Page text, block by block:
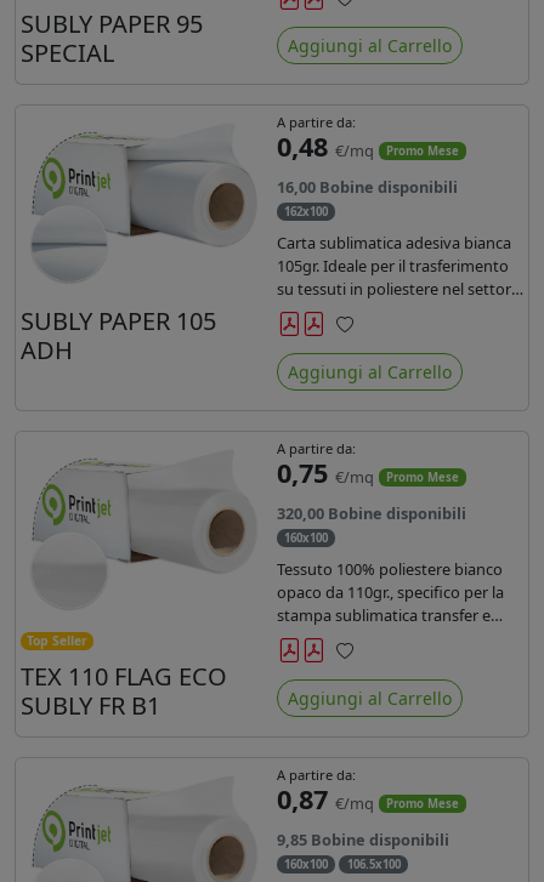
SUBLY PAPER 95
SPECIAL
Preferiti
Aggiungi al Carrello
SUBLY PAPER 105
ADH
A partire da:
0,48 €/mq Promo Mese
16,00 Bobine disponibili
162x100
Carta sublimatica adesiva bianca
105gr. Ideale per il trasferimento
su tessuti in poliestere nel settore
sportwear .
Preferiti
Aggiungi al Carrello
Top Seller
TEX 110 FLAG ECO
SUBLY FR B1
A partire da:
0,75 €/mq Promo Mese
320,00 Bobine disponibili
160x100
Tessuto 100% poliestere bianco
opaco da 110gr., specifico per la
stampa sublimatica transfer e
diretta. Ideale per la realizzazione
di stendardi e bandiere, grazie al
passaggio dell'inchiostro su
entrambi i lati. Dotato di
Preferiti
Aggiungi al Carrello
A partire da:
0,87 €/mq Promo Mese
9,85 Bobine disponibili
160x100 106.5x100